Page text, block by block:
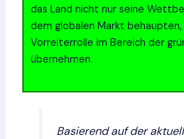
das Land nicht nur seine
dem globalen Markt
Vorreiterrolle im Bereich der
übernehmen.
Basierend auf der